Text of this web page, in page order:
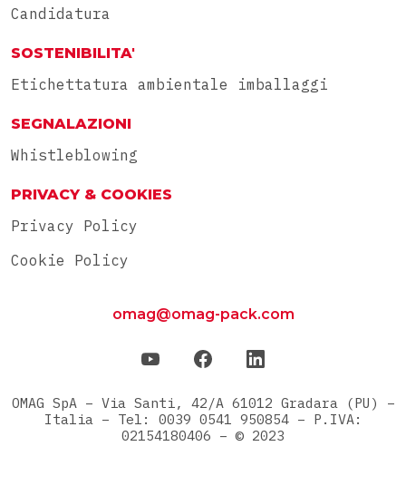
Candidatura
SOSTENIBILITA'
Etichettatura ambientale imballaggi
SEGNALAZIONI
Whistleblowing
PRIVACY & COOKIES
Privacy Policy
Cookie Policy
omag@omag-pack.com
OMAG SpA – Via Santi, 42/A 61012 Gradara (PU) –
Italia – Tel: 0039 0541 950854 – P.IVA:
02154180406 – © 2023